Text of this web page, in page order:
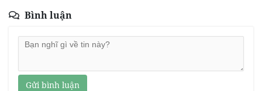
Bình luận
Gửi bình luận